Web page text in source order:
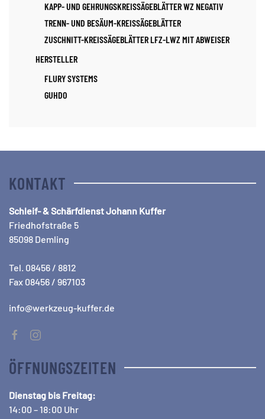
KAPP- UND GEHRUNGSKREISSÄGEBLÄTTER WZ NEGATIV
TRENN- UND BESÄUM-KREISSÄGEBLÄTTER
ZUSCHNITT-KREISSÄGEBLÄTTER LFZ-LWZ MIT ABWEISER
HERSTELLER
FLURY SYSTEMS
GUHDO
KONTAKT
Schleif- & Schärfdienst Johann Kuffer
Friedhofstraße 5
85098 Demling
Tel. 08456 / 8812
Fax 08456 / 967103
info@werkzeug-kuffer.de
ÖFFNUNGSZEITEN
Dienstag bis Freitag:
14:00 – 18:00 Uhr